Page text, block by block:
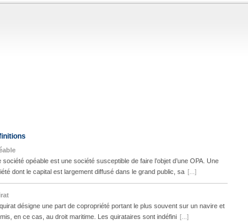
société opéable est une société susceptible de faire l’objet d’une OPA. Une
dont le capital est largement diffusé dans le grand public, sa [...]
désigne une part de copropriété portant le plus souvent sur un navire et
en ce cas, au droit maritime. Les quirataires sont indéfini [...]